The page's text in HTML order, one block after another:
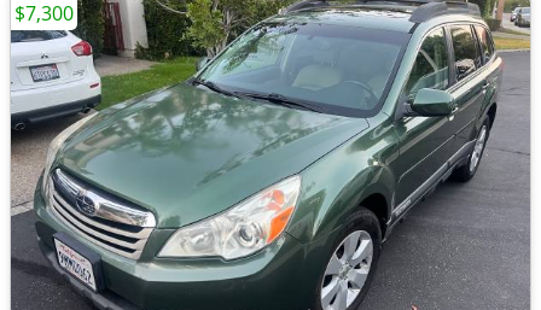
$7,300